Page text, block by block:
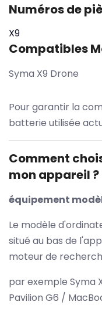
Numéros de
X9
Compatibles
Syma X9 Drone
Pour garantir la
batterie utilisée
Comment
mon appareil ?
équipement
Le modèle
situé au bas de
moteur de
par exemple Syma
Pavilion G6 /